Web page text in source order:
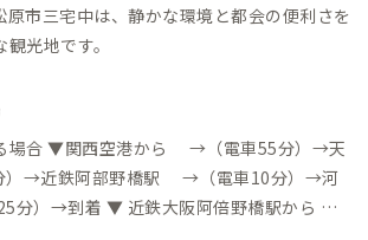
原市三宅中は、静かな環境と都会の便利さを
光地です。
場合 ▼関西空港から →（電車55分）→天
）→近鉄阿部野橋駅 →（電車10分）→河
分）→到着 ▼ 近鉄大阪阿倍野橋駅から